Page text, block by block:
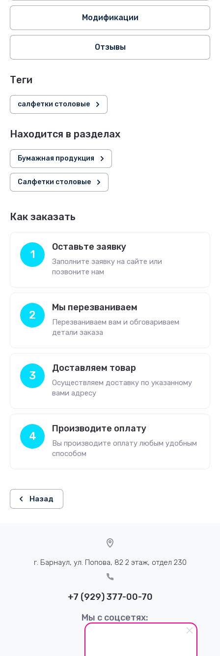
Модификации
Отзывы
теги
салфетки столовые
Находится в разделах
Бумажная продукция
Салфетки столовые
Как заказать
1
Оставьте заявку
Заполните заявку на сайте или
позвоните нам
2
Мы перезваниваем
Перезваниваем вам и обговариваем
детали заказа
3
Доставляем товар
Осуществляем доставку по указанному
вами адресу
4
Производите оплату
Вы производите оплату любым удобным
способом
Назад
г. Барнаул, ул. Попова, 82 2 этаж, отдел 230
+7 (929) 377-00-70
Мы с соцсетях: